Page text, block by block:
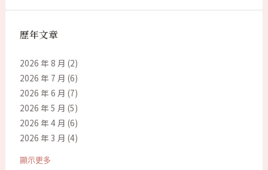
歷年文章
2026 年 8 月 (2)
2026 年 7 月 (6)
2026 年 6 月 (7)
2026 年 5 月 (5)
2026 年 4 月 (6)
2026 年 3 月 (4)
顯示更多